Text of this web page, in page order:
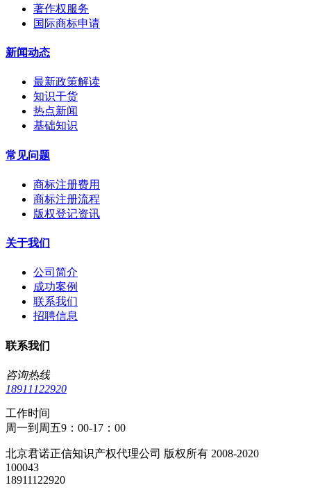
著作权服务
国际商标申请
新闻动态
最新政策解读
知识干货
热点新闻
基础知识
常见问题
商标注册费用
商标注册流程
版权登记资讯
关于我们
公司简介
成功案例
联系我们
招聘信息
联系我们
咨询热线
18911122920
工作时间
周一到周五9：00-17：00
北京君诺正信知识产权代理公司 版权所有 2008-2020
100043
18911122920